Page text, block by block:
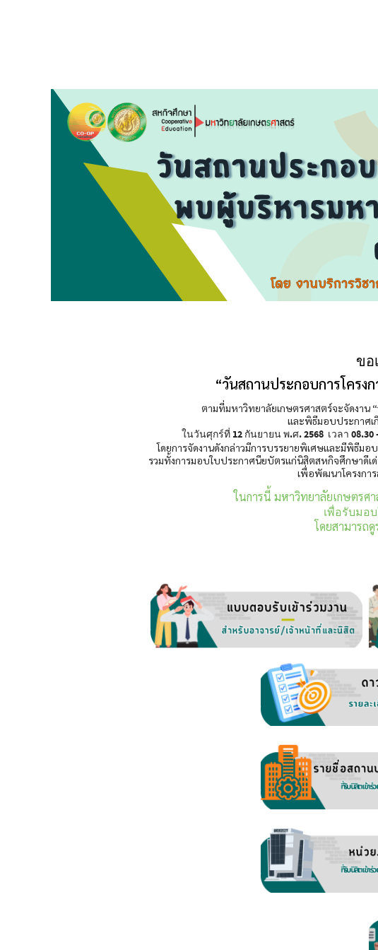
ขอ
“วันสถานประกอบการโคร
ตามที่มหาวิทยาลัยเกษตรศาสตร์จะจัดงาน
และพิธีมอบประกาศเ
ในวันศุกร์ที่ 12 กันยายน พ.ศ. 2568 เวลา
โดยการจัดงานดังกล่าวมีการบรรยายพิเศษและมีพิธีม
รวมทั้งการมอบใบประกาศนียบัตรแก่นิสิตสหกิจศึกษาดีเ
เพื่อพัฒนาโครงกา
ในการนี้ มหาวิทยาลัยเกษตรศ
เพื่อรับมอ
โดยสามารถ